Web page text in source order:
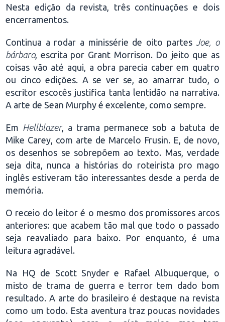
Nesta edição da revista, três continuações e dois
encerramentos.
Continua a rodar a minissérie de oito partesJoe, o
bárbaro, escrita por Grant Morrison. Do jeito que as
coisas vão até aqui, a obra parecia caber em quatro
ou cinco edições. A se ver se, ao amarrar tudo, o
escritor escocês justifica tanta lentidão na narrativa.
A arte de Sean Murphy é excelente, como sempre.
Em Hellblazer, a trama permanece sob a batuta de
Mike Carey, com arte de Marcelo Frusin. E, de novo,
os desenhos se sobrepõem ao texto. Mas, verdade
seja dita, nunca a histórias do roteirista pro mago
inglês estiveram tão interessantes desde a perda de
memória.
O receio do leitor é o mesmo dos promissores arcos
anteriores: que acabem tão mal que todo o passado
seja reavaliado para baixo. Por enquanto, é uma
leitura agradável.
Na HQ de Scott Snyder e Rafael Albuquerque, o
misto de trama de guerra e terror tem dado bom
resultado. A arte do brasileiro é destaque na revista
como um todo. Esta aventura traz poucas novidades